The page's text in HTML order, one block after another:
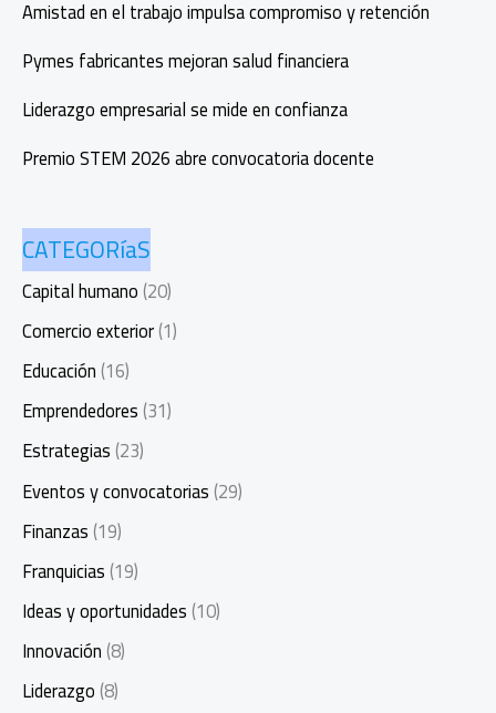
Amistad en el trabajo impulsa compromiso y retención
Pymes fabricantes mejoran salud financiera
Liderazgo empresarial se mide en confianza
Premio STEM 2026 abre convocatoria docente
CATEGORíaS
Capital humano(20)
Comercio exterior(1)
Educación(16)
Emprendedores(31)
Estrategias(23)
Eventos y convocatorias(29)
Finanzas(19)
Franquicias(19)
Ideas y oportunidades(10)
Innovación(8)
Liderazgo(8)